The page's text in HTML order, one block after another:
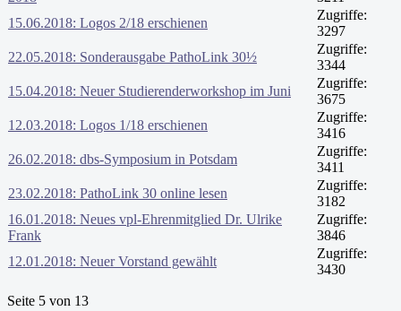
15.06.2018: Logos 2/18 erschienen
Zugriffe:
3297
22.05.2018: Sonderausgabe PathoLink 30½
Zugriffe:
3344
15.04.2018: Neuer Studierenderworkshop im Juni
Zugriffe:
3675
12.03.2018: Logos 1/18 erschienen
Zugriffe:
3416
26.02.2018: dbs-Symposium in Potsdam
Zugriffe:
3411
23.02.2018: PathoLink 30 online lesen
Zugriffe:
3182
16.01.2018: Neues vpl-Ehrenmitglied Dr. Ulrike
Frank
Zugriffe:
3846
12.01.2018: Neuer Vorstand gewählt
Zugriffe:
3430
Seite 5 von 13